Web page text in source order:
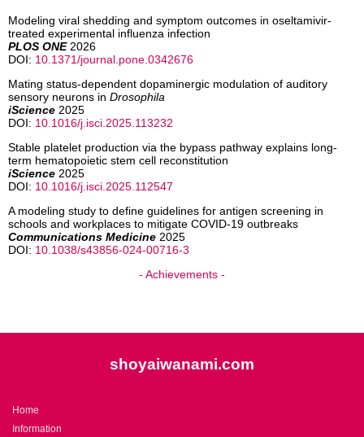
Modeling viral shedding and symptom outcomes in oseltamivir-
treated experimental influenza infection
PLOS ONE2026
DOI: 10.1371/journal.pone.0342676
Mating status-dependent dopaminergic modulation of auditory
sensory neurons in Drosophila
iScience 2025
DOI: 10.1016/j.isci.2025.113232
Stable platelet production via the bypass pathway explains long-
term hematopoietic stem cell reconstitution
iScience 2025
DOI: 10.1016/j.isci.2025.112547
A modeling study to define guidelines for antigen screening in
schools and workplaces to mitigate COVID-19 outbreaks
Communications Medicine 2025
DOI: 10.1038/s43856-024-00716-3
- Achievements -
shoyaiwanami.com
Home
Information